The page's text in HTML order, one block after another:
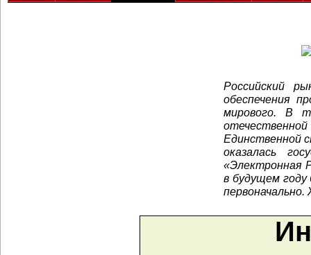
Российский
обеспечения
мирового. В
Единственной
оказалась
«Электронная
в будущем году
первоначально.